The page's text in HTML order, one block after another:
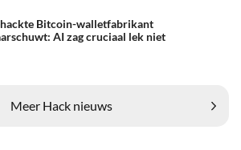
Bitcoin-walletfabrikant
AI zag cruciaal lek niet
Meer Hack nieuws